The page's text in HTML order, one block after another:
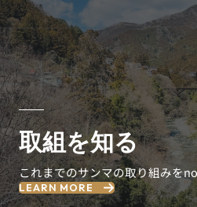
取組を知る
これまでのサンマの取り組みを
LEARN MORE